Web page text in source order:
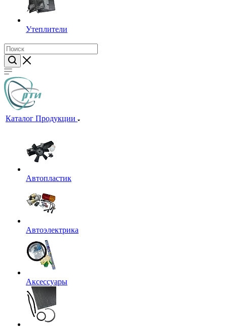
Утеплители
Каталог Продукции
Автопластик
Автоэлектрика
Аксессуары